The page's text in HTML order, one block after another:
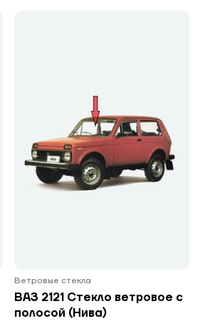
Ветровые стекла
ВАЗ 2121 Стекло ветровое с
полосой (Нива)